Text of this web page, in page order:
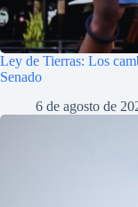
Ley de Tierras: Los
Senado
6 de agosto de